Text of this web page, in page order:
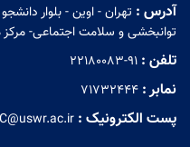
آدرس : تهران - اوین - بلوار
توانبخشی و سلامت اجتماعی-
تلفن : 22180083-91
نمابر : 71732444
پست الکترونیک :